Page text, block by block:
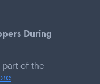
During
of the